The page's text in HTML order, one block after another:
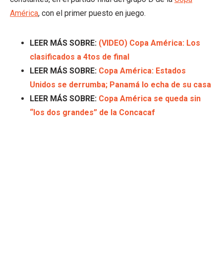
América, con el primer puesto en juego.
LEER MÁS SOBRE: (VIDEO) Copa América: Los
clasificados a 4tos de final
LEER MÁS SOBRE: Copa América: Estados
Unidos se derrumba; Panamá lo echa de su casa
LEER MÁS SOBRE: Copa América se queda sin
“los dos grandes” de la Concacaf